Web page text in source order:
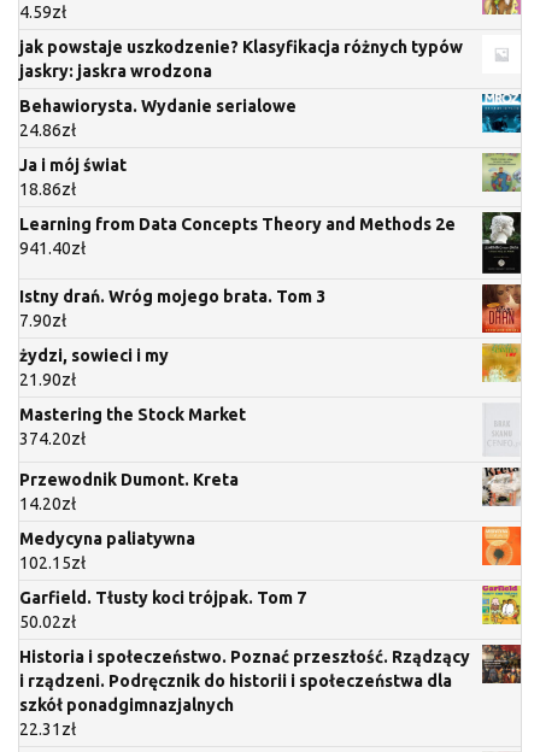
4.59zł
jak powstaje uszkodzenie? Klasyfikacja różnych typów
jaskry: jaskra wrodzona
Behawiorysta. Wydanie serialowe
24.86zł
Ja i mój świat
18.86zł
Learning from Data Concepts Theory and Methods 2e
941.40zł
Istny drań. Wróg mojego brata. Tom 3
7.90zł
żydzi, sowieci i my
21.90zł
Mastering the Stock Market
374.20zł
Przewodnik Dumont. Kreta
14.20zł
Medycyna paliatywna
102.15zł
Garfield. Tłusty koci trójpak. Tom 7
50.02zł
Historia i społeczeństwo. Poznać przeszłość. Rządzący
i rządzeni. Podręcznik do historii i społeczeństwa dla
szkół ponadgimnazjalnych
22.31 zł